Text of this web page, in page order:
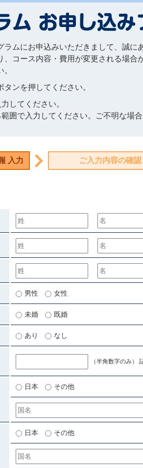
ムにお申込みいただきまして、誠に
、コース内容・費用が変更される場合
ンを押してください。
してください。
囲で入力してください。ご不明な場合
男性 女性
未婚 既婚
あり なし
（半角数字のみ）
日本 その他
日本 その他